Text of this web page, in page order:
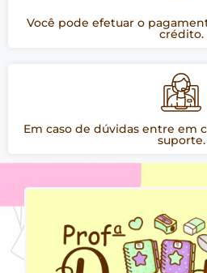
Você pode efetuar o
crédito.
Em caso de dúvidas entre em
suporte.